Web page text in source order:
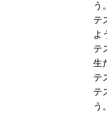
う。
テ
よ
テ
生
テ
テ
う。